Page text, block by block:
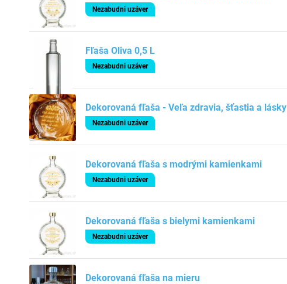
Nezabudni uzáver
Fľaša Oliva 0,5 L
Nezabudni uzáver
Dekorovaná fľaša - Veľa zdravia, šťastia a lásky
Nezabudni uzáver
Dekorovaná fľaša s modrými kamienkami
Nezabudni uzáver
Dekorovaná fľaša s bielymi kamienkami
Nezabudni uzáver
Dekorovaná fľaša na mieru